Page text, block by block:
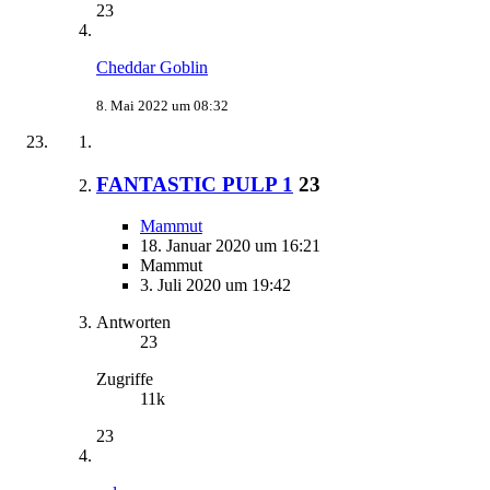
23
Cheddar Goblin
8. Mai 2022 um 08:32
FANTASTIC PULP 1 23
Mammut
18. Januar 2020 um 16:21
Mammut
3. Juli 2020 um 19:42
Antworten
23
Zugriffe
11k
23